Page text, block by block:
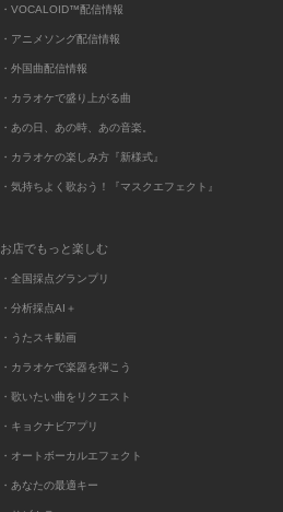
・VOCALOID™配信情報
・アニメソング配信情報
・外国曲配信情報
・カラオケで盛り上がる曲
・あの日、あの時、あの音楽。
・カラオケの楽しみ方『新様式』
・気持ちよく歌おう！『マスクエフェクト』
お店でもっと楽しむ
・全国採点グランプリ
・分析採点AI＋
・うたスキ動画
・カラオケで楽器を弾こう
・歌いたい曲をリクエスト
・キョクナビアプリ
・オートボーカルエフェクト
・あなたの最適キー